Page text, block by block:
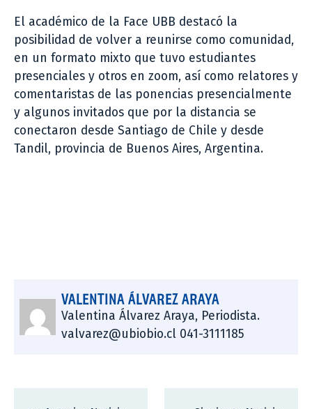
El académico de la Face UBB destacó la
posibilidad de volver a reunirse como comunidad,
en un formato mixto que tuvo estudiantes
presenciales y otros en zoom, así como relatores y
comentaristas de las ponencias presencialmente
y algunos invitados que por la distancia se
conectaron desde Santiago de Chile y desde
Tandil, provincia de Buenos Aires, Argentina.
VALENTINA ÁLVAREZ ARAYA
Valentina Álvarez Araya, Periodista.
valvarez@ubiobio.cl 041-3111185